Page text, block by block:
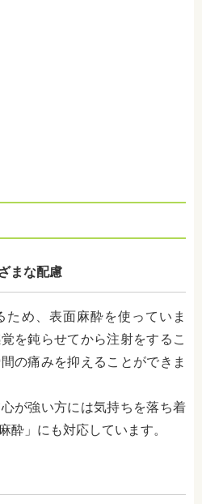
まな配慮
ため、表面麻酔を使っていま
を鈍らせてから注射をするこ
の痛みを抑えることができま
が強い方には気持ちを落ち着
酔」にも対応しています。